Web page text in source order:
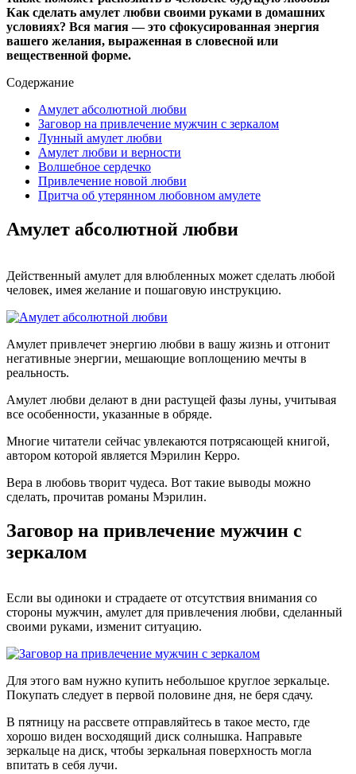
Как сделать амулет любви своими руками в домашних
условиях? Вся магия — это сфокусированная энергия
вашего желания, выраженная в словесной или
вещественной форме.
Содержание
Амулет абсолютной любви
Заговор на привлечение мужчин с зеркалом
Лунный амулет любви
Амулет любви и верности
Волшебное сердечко
Привлечение новой любви
Притча об утерянном любовном амулете
Амулет абсолютной любви
Действенный амулет для влюбленных может сделать любой
человек, имея желание и пошаговую инструкцию.
Амулет привлечет энергию любви в вашу жизнь и отгонит
негативные энергии, мешающие воплощению мечты в
реальность.
Амулет любви делают в дни растущей фазы луны, учитывая
все особенности, указанные в обряде.
Многие читатели сейчас увлекаются потрясающей книгой,
автором которой является Мэрилин Керро.
Вера в любовь творит чудеса. Вот такие выводы можно
сделать, прочитав романы Мэрилин.
Заговор на привлечение мужчин с
зеркалом
Если вы одиноки и страдаете от отсутствия внимания со
стороны мужчин, амулет для привлечения любви, сделанный
своими руками, изменит ситуацию.
Для этого вам нужно купить небольшое круглое зеркальце.
Покупать следует в первой половине дня, не беря сдачу.
В пятницу на рассвете отправляйтесь в такое место, где
хорошо виден восходящий диск солнышка. Направьте
зеркальце на диск, чтобы зеркальная поверхность могла
впитать в себя лучи.